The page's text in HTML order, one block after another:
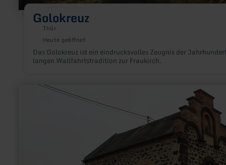
Golokreuz
Thür
Heute geöffnet
Das Golokreuz ist ein eindrucksvolles Zeugnis der
langen Wallfahrtstradition zur Fraukirch.